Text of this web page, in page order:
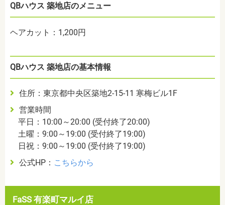
QBハウス 築地店のメニュー
ヘアカット：1,200円
QBハウス 築地店の基本情報
住所：東京都中央区築地2-15-11 寒梅ビル1F
営業時間
平日：10:00～20:00 (受付終了20:00)
土曜：9:00～19:00 (受付終了19:00)
日祝：9:00～19:00 (受付終了19:00)
公式HP： こちらから
FaSS 有楽町マルイ店